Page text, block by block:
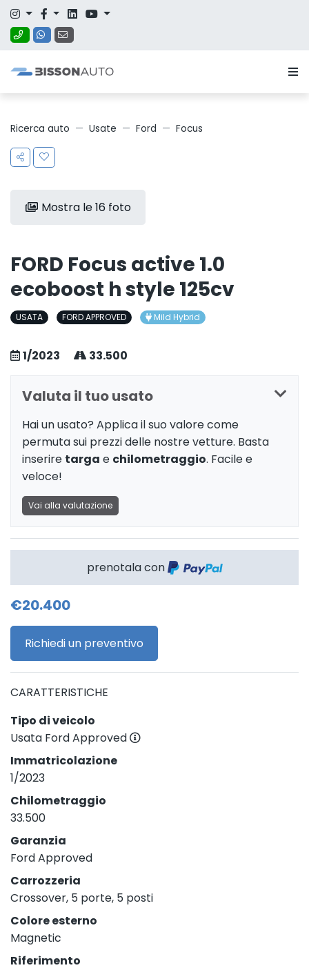
Ricerca auto Usate Ford Focus
Mostra le 16 foto
FORD Focus active 1.0
ecoboost h style 125cv
USATA FORD APPROVED Mild Hybrid
1/2023 33.500
Valuta il tuo usato
Hai un usato? Applica il suo valore come
permuta sui prezzi delle nostre vetture. Basta
inserire targa e chilometraggio. Facile e
veloce!
Vai alla valutazione
prenotala con
€20.400
Richiedi un preventivo
CARATTERISTICHE
Tipo di veicolo
Usata Ford Approved
Immatricolazione
1/2023
Chilometraggio
33.500
Garanzia
Ford Approved
Carrozzeria
Crossover, 5 porte, 5 posti
Colore esterno
Magnetic
Riferimento